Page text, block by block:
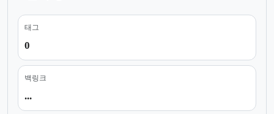
태그
0
백링크
...